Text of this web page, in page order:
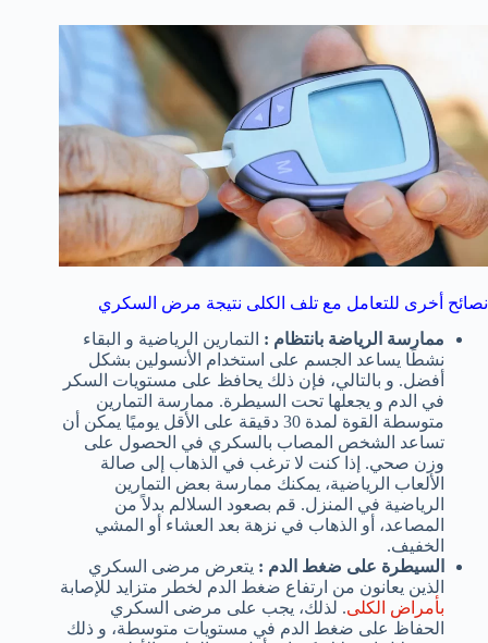
نصائح أخرى للتعامل مع تلف الكلى نتيجة مرض السكري
ممارسة الرياضة بانتظام : التمارين الرياضية و البقاء
نشطًا يساعد الجسم على استخدام الأنسولين بشكل
أفضل. و بالتالي، فإن ذلك يحافظ على مستويات السكر
في الدم و يجعلها تحت السيطرة. ممارسة التمارين
متوسطة القوة لمدة 30 دقيقة على الأقل يوميًا يمكن أن
تساعد الشخص المصاب بالسكري في الحصول على
وزن صحي. إذا كنت لا ترغب في الذهاب إلى صالة
الألعاب الرياضية، يمكنك ممارسة بعض التمارين
الرياضية في المنزل. قم بصعود السلالم بدلاً من
المصاعد، أو الذهاب في نزهة بعد العشاء أو المشي
الخفيف.
السيطرة على ضغط الدم : يتعرض مرضى السكري
الذين يعانون من ارتفاع ضغط الدم لخطر متزايد للإصابة
بأمراض الكلى. لذلك، يجب على مرضى السكري
الحفاظ على ضغط الدم في مستويات متوسطة، و ذلك